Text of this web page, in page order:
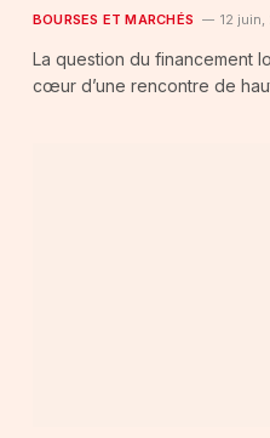
BOURSES ET MARCHÉS 12
La question du financement
cœur d’une rencontre de